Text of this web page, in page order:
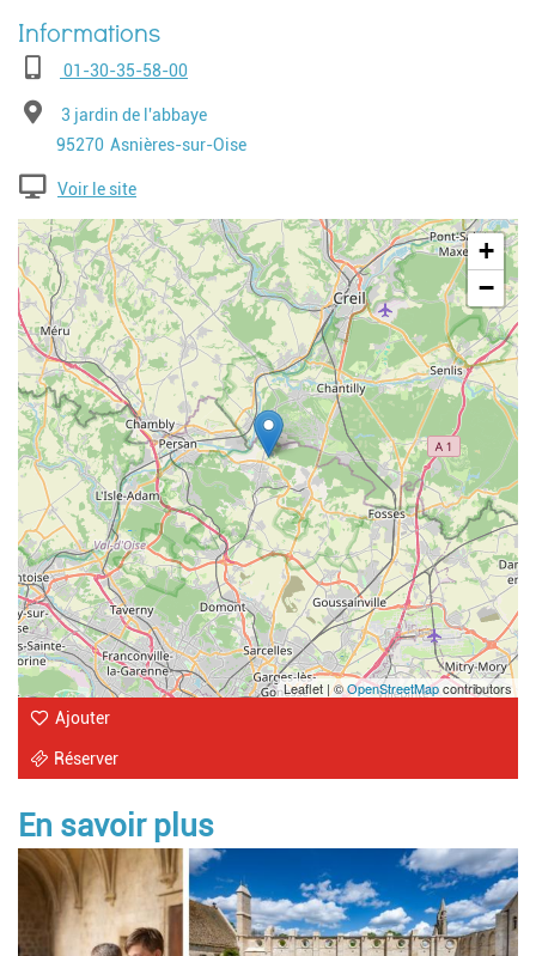
Téléphone01-30-35-58-00
Adresse3 jardin de l'abbaye
Code postal
95270 Ville
Asnières-sur-Oise
Voir le site
Geolocalisation
+
−
Leaflet | ©OpenStreetMapcontributors
Ajouter
Réserver
En savoir plus